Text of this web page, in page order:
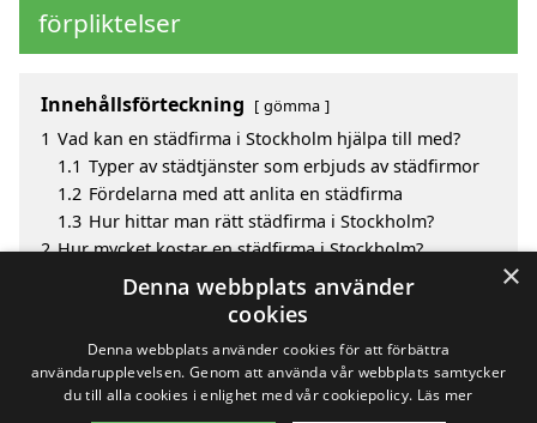
förpliktelser
Innehållsförteckning gömma
1 Vad kan en städfirma i Stockholm hjälpa till med?
1.1 Typer av städtjänster som erbjuds av städfirmor
1.2 Fördelarna med att anlita en städfirma
1.3 Hur hittar man rätt städfirma i Stockholm?
2 Hur mycket kostar en städfirma i Stockholm?
Fördelar med att välja städfirma i Stockholm
Sök efter ett skickligt städfirma i de omgivande
×
Denna webbplats använder
cookies
Denna webbplats använder cookies för att förbättra
användarupplevelsen. Genom att använda vår webbplats samtycker
du till alla cookies i enlighet med vår cookiepolicy. Läs mer